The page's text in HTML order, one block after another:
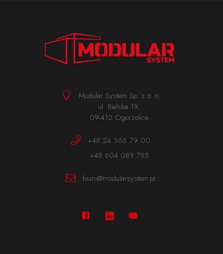
Modular System Sp. z o. o.
ul. Bielska 19,
09-412 Ogorzelice
+48 24 366 79 00
+48 604 089 785
biuro@modularsystem.pl